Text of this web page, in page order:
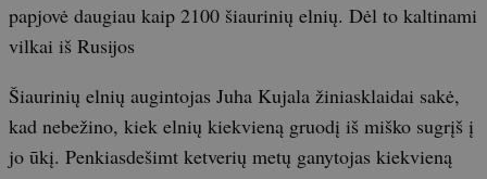
papjovė daugiau kaip 2100 šiaurinių elnių. Dėl to kaltinami
vilkai iš Rusijos
Šiaurinių elnių augintojas Juha Kujala žiniasklaidai sakė,
kad nebežino, kiek elnių kiekvieną gruodį iš miško sugrįš į
jo ūkį. Penkiasdešimt ketverių metų ganytojas kiekvieną